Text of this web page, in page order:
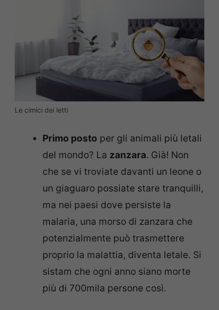
Le cimici dei letti
Primo posto per gli animali più letali
del mondo? La zanzara. Già! Non
che se vi troviate davanti un leone o
un giaguaro possiate stare tranquilli,
ma nei paesi dove persiste la
malaria, una morso di zanzara che
potenzialmente può trasmettere
proprio la malattia, diventa letale. Si
sistam che ogni anno siano morte
più di 700mila persone così.